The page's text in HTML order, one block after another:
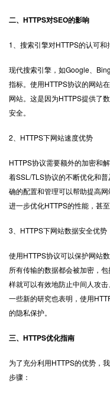
二、HTTPS对SEO的影响
1、搜索引擎对HTTPS的认可和
现代搜索引擎，如Google、
指标。使用HTTPS协议的网站
网站。这是因为HTTPS提供了
安全。
2、HTTPS下网站速度优势
HTTPS协议需要额外的加密和
着SSL/TLS协议的不断优化和
确的配置和管理可以帮助提高
进一步优化HTTPS的性能，甚
3、HTTPS下网站数据安全优势
使用HTTPS协议可以保护网站
所有传输的数据都会被加密，
样就可以有效地防止中间人攻
一些新的研究也表明，使用
的隐私保护。
三、HTTPS优化指南
为了充分利用HTTPS的优势，
步骤：